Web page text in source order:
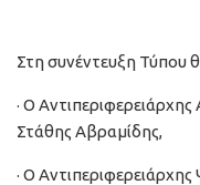
Στη συνέντευξη Τύπου
· Ο
Στάθης Αβραμίδης,
· Ο